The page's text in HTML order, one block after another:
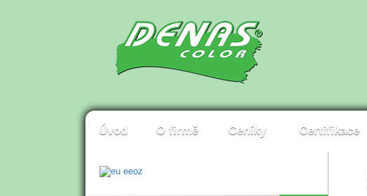
Úvod O firmě Ceníky Certifikace